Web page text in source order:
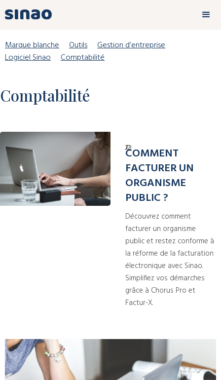
Marque blanche Outils
Gestion d’entreprise
Logiciel Sinao
Comptabilité
Comptabilité
COMMENT
FACTURER UN
ORGANISME
PUBLIC ?
Découvrez comment
facturer un organisme
public et restez conforme à
la réforme de la facturation
électronique avec Sinao.
Simplifiez vos démarches
grâce à Chorus Pro et
Factur-X.
23
/
12